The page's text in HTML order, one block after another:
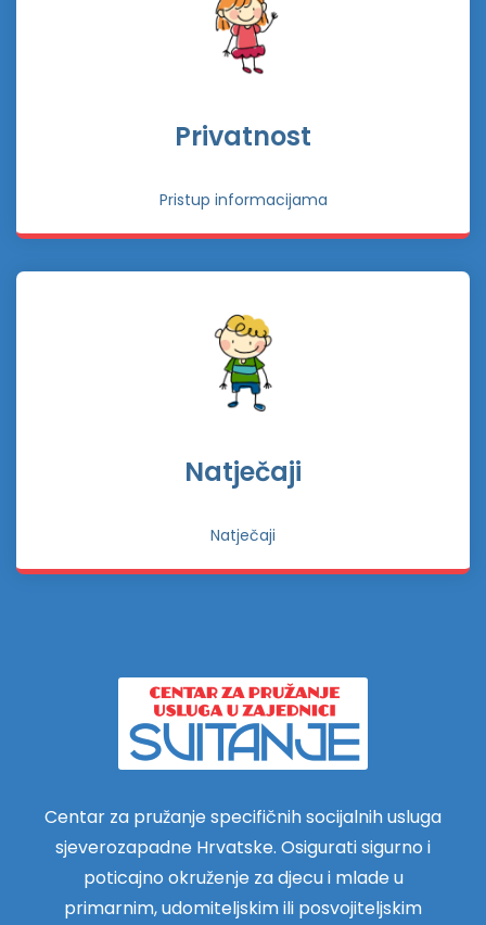
Privatnost
Pristup informacijama
Natječaji
Natječaji
Centar za pružanje specifičnih socijalnih usluga
sjeverozapadne Hrvatske. Osigurati sigurno i
poticajno okruženje za djecu i mlade u
primarnim, udomiteljskim ili posvojiteljskim